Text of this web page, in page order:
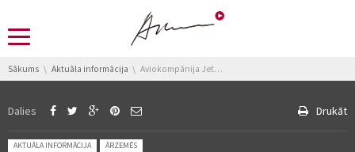
You are here:
Sākums Aktuāla informācija Aviokompānija JetBlue pierāda, ka ceļot ir vienkārši
Dalies Drukāt
Posted in:
AKTUĀLA INFORMĀCIJA ĀRZEMĒS